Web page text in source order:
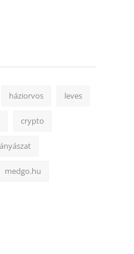
háziorvos leves
crypto
medgo.hu